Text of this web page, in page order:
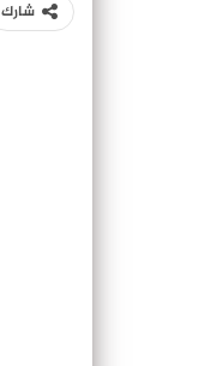
شارك